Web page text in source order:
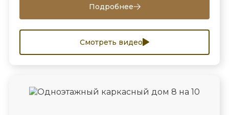
Подробнее
Смотреть видео